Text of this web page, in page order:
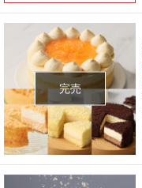
完売